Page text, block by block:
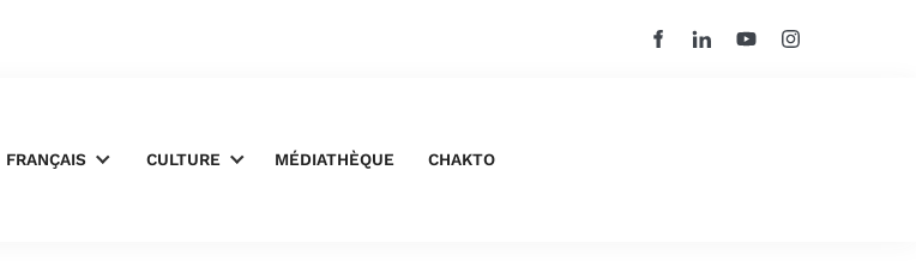
FRANÇAIS CULTURE MÉDIATHÈQUE CHAKTO